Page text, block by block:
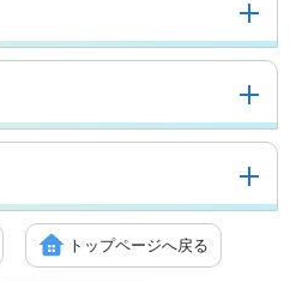
トップページへ戻る